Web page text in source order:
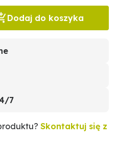
Dodaj do koszyka
7
Skontaktuj się z